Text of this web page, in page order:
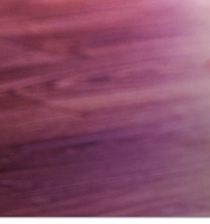
Skip
to
content